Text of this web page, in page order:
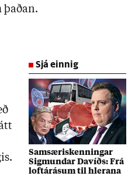
þaðan.
Sjá einnig
Samsæriskenningar
Sigmundar Davíðs: Frá
loftárásum til hlerana